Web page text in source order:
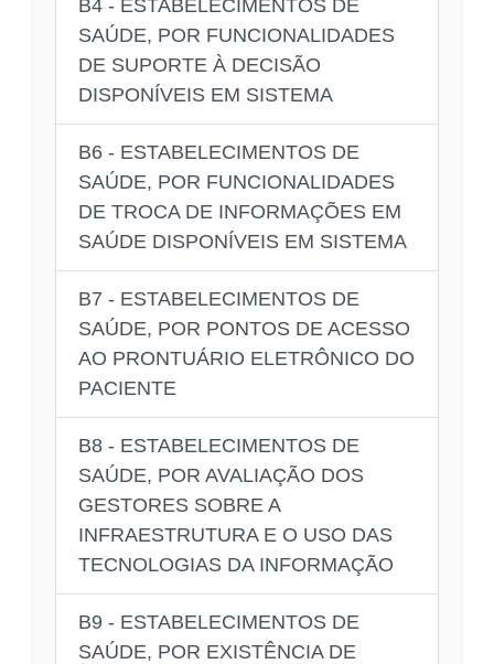
B4 - ESTABELECIMENTOS DE
SAÚDE, POR FUNCIONALIDADES
DE SUPORTE À DECISÃO
DISPONÍVEIS EM SISTEMA
B6 - ESTABELECIMENTOS DE
SAÚDE, POR FUNCIONALIDADES
DE TROCA DE INFORMAÇÕES EM
SAÚDE DISPONÍVEIS EM SISTEMA
B7 - ESTABELECIMENTOS DE
SAÚDE, POR PONTOS DE ACESSO
AO PRONTUÁRIO ELETRÔNICO DO
PACIENTE
B8 - ESTABELECIMENTOS DE
SAÚDE, POR AVALIAÇÃO DOS
GESTORES SOBRE A
INFRAESTRUTURA E O USO DAS
TECNOLOGIAS DA INFORMAÇÃO
B9 - ESTABELECIMENTOS DE
SAÚDE, POR EXISTÊNCIA DE